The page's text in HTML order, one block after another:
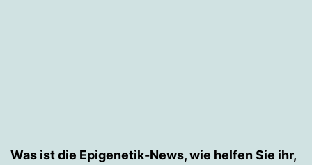
Was ist die Epigenetik-News, wie helfen Sie ihr,